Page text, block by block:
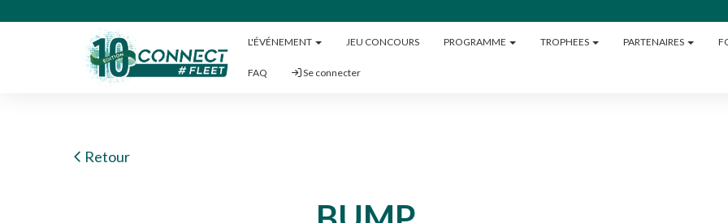
L'ÉVÉNEMENT JEU CONCOURS PROGRAMME TROPHEES PARTENAIRES
FAQ Se connecter
Retour